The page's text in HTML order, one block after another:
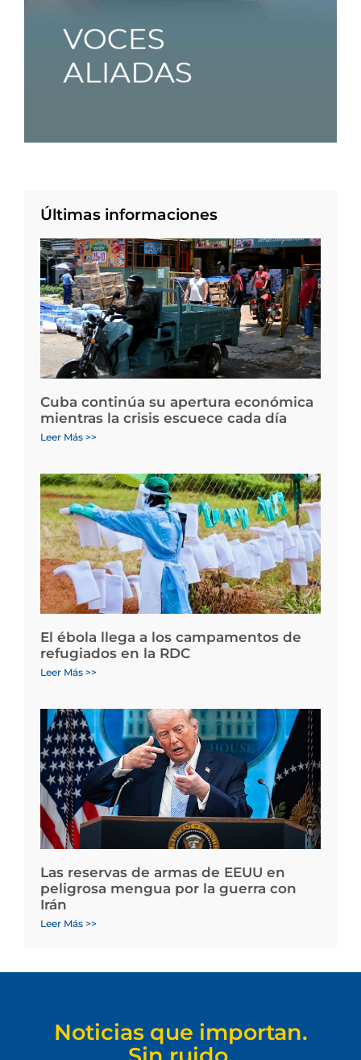
Últimas informaciones
Cuba continúa su apertura económica
mientras la crisis escuece cada día
Leer Más >>
El ébola llega a los campamentos de
refugiados en la RDC
Leer Más >>
Las reservas de armas de EEUU en
peligrosa mengua por la guerra con
Irán
Leer Más >>
Noticias que importan.